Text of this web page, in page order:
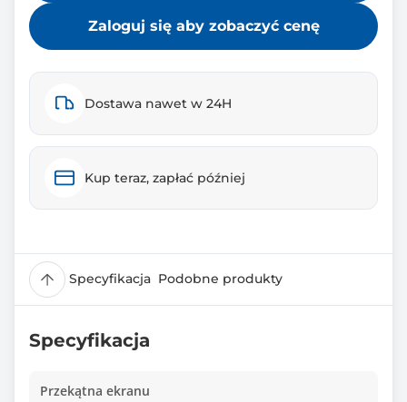
Zaloguj się aby zobaczyć cenę
Dostawa nawet w 24H
Kup teraz, zapłać później
Specyfikacja Podobne produkty
Specyfikacja
Przekątna ekranu